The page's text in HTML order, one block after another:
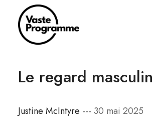
À PROPOS
BALADOS
Le regard masculin
Justine McIntyre --- 30 mai 2025